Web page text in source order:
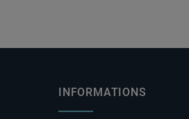
INFORMATIONS